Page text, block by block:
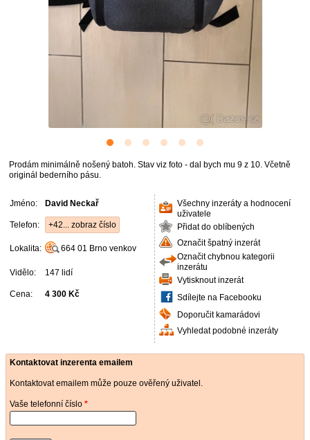
Prodám minimálně nošený batoh. Stav viz foto - dal bych mu 9 z 10. Včetně
originál bederního pásu.
Jméno: David Neckař
Telefon: +42... zobraz číslo
Lokalita: 664 01 Brno venkov
Vidělo: 147 lidí
Cena: 4 300 Kč
Všechny inzeráty a hodnocení
uživatele
Přidat do oblíbených
Označit špatný inzerát
Označit chybnou kategorii
inzerátu
Vytisknout inzerát
Sdílejte na Facebooku
Doporučit kamarádovi
Vyhledat podobné inzeráty
Kontaktovat inzerenta emailem
Kontaktovat emailem může pouze ověřený uživatel.
Vaše telefonní číslo *